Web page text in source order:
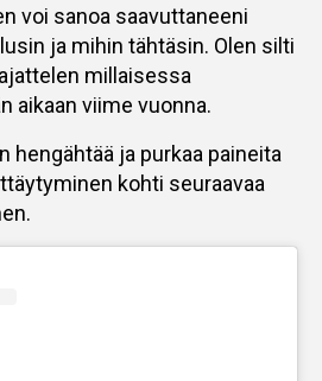
voi sanoa saavuttaneeni
ja mihin tähtäsin. Olen silti
millaisessa
aikaan viime vuonna.
hengähtää ja purkaa paineita
kohti seuraavaa